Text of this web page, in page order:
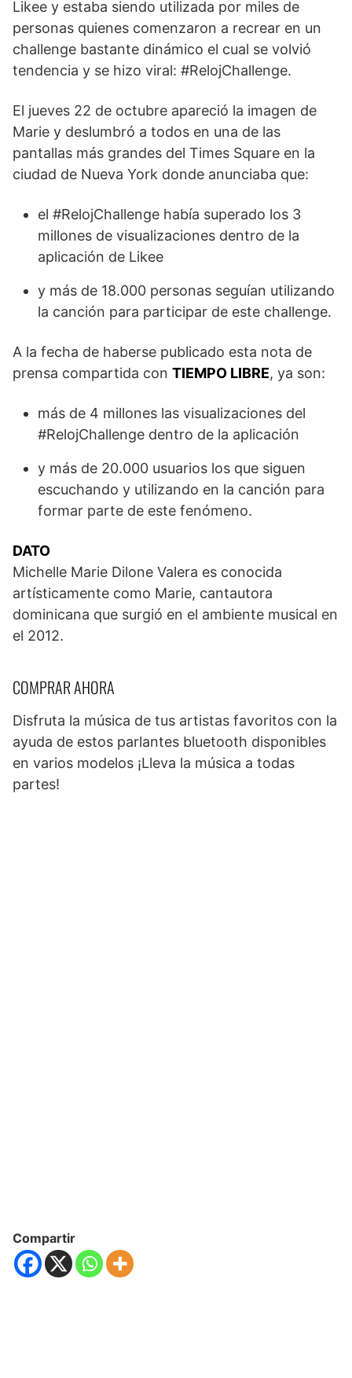
Likee y estaba siendo utilizada por miles de
personas quienes comenzaron a recrear en un
challenge bastante dinámico el cual se volvió
tendencia y se hizo viral: #RelojChallenge.
El jueves 22 de octubre apareció la imagen de
Marie y deslumbró a todos en una de las
pantallas más grandes del Times Square en la
ciudad de Nueva York donde anunciaba que:
el #RelojChallenge había superado los 3
millones de visualizaciones dentro de la
aplicación de Likee
y más de 18.000 personas seguían utilizando
la canción para participar de este challenge.
A la fecha de haberse publicado esta nota de
prensa compartida con TIEMPO LIBRE, ya son:
más de 4 millones las visualizaciones del
#RelojChallenge dentro de la aplicación
y más de 20.000 usuarios los que siguen
escuchando y utilizando en la canción para
formar parte de este fenómeno.
DATO
Michelle Marie Dilone Valera es conocida
artísticamente como Marie, cantautora
dominicana que surgió en el ambiente musical en
el 2012.
COMPRAR AHORA
Disfruta la música de tus artistas favoritos con la
ayuda de estos parlantes bluetooth disponibles
en varios modelos ¡Lleva la música a todas
partes!
Compartir